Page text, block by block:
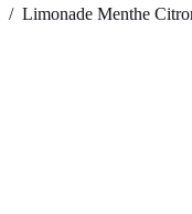
/ Limonade Menthe